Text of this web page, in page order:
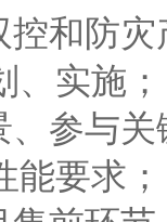
控和防
实施；
参与
要求；